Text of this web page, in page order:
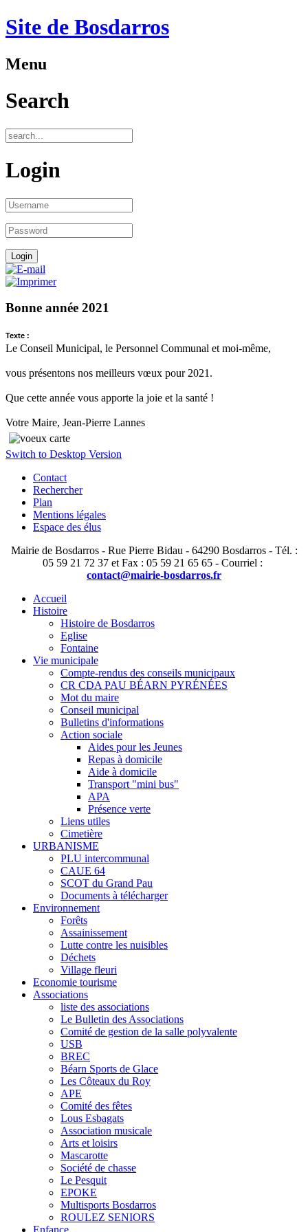
Site de Bosdarros
Menu
Search
Login
Bonne année 2021
Texte :
Le Conseil Municipal, le Personnel Communal et moi-même,
vous présentons nos meilleurs vœux pour 2021.
Que cette année vous apporte la joie et la santé !
Votre Maire, Jean-Pierre Lannes
Switch to Desktop Version
Contact
Rechercher
Plan
Mentions légales
Espace des élus
Mairie de Bosdarros - Rue Pierre Bidau - 64290 Bosdarros - Tél. :
05 59 21 72 37 et Fax : 05 59 21 65 65 - Courriel :
contact@mairie-bosdarros.fr
Accueil
Histoire
Histoire de Bosdarros
Eglise
Fontaine
Vie municipale
Compte-rendus des conseils municipaux
CR CDA PAU BÉARN PYRÉNÉES
Mot du maire
Conseil municipal
Bulletins d'informations
Action sociale
Aides pour les Jeunes
Repas à domicile
Aide à domicile
Transport "mini bus"
APA
Présence verte
Liens utiles
Cimetière
URBANISME
PLU intercommunal
CAUE 64
SCOT du Grand Pau
Documents à télécharger
Environnement
Forêts
Assainissement
Lutte contre les nuisibles
Déchets
Village fleuri
Economie tourisme
Associations
liste des associations
Le Bulletin des Associations
Comité de gestion de la salle polyvalente
USB
BREC
Béarn Sports de Glace
Les Côteaux du Roy
APE
Comité des fêtes
Lous Esbagats
Association musicale
Arts et loisirs
Mascarotte
Société de chasse
Le Pesquit
EPOKE
Multisports Bosdarros
ROULEZ SENIORS
Enfance